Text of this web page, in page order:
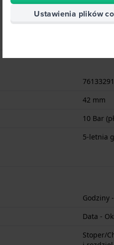
pływać. Zegarek ma 5-
42 mm
10 Bar
5-letnia
Godziny
Data -
Stoper/
Ustawienia plików